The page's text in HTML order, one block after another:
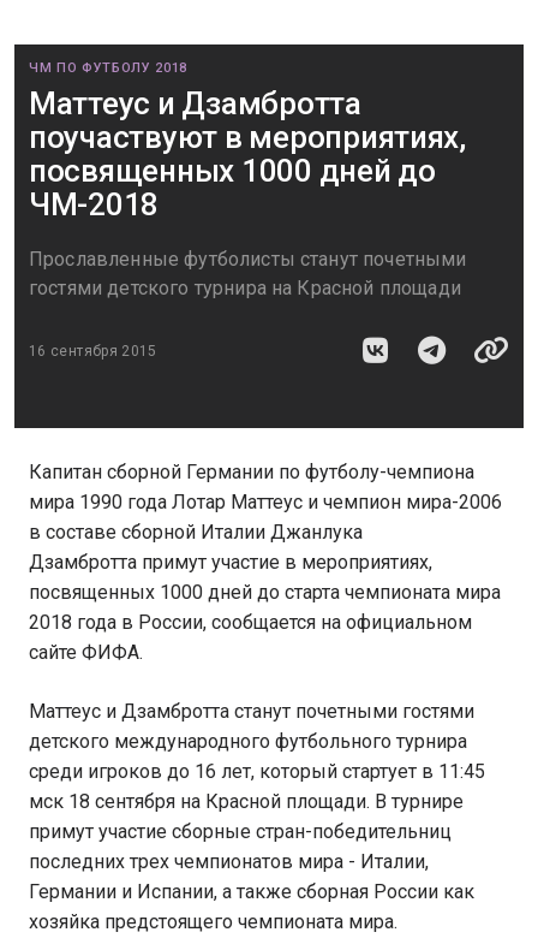
ЧМ ПО ФУТБОЛУ 2018
Маттеус и Дзамбротта
поучаствуют в мероприятиях,
посвященных 1000 дней до
ЧМ-2018
Прославленные футболисты станут почетными
гостями детского турнира на Красной площади
16 сентября 2015
Капитан сборной Германии по футболу-чемпиона
мира 1990 года Лотар Маттеус и чемпион мира-2006
в составе сборной Италии Джанлука
Дзамбротта примут участие в мероприятиях,
посвященных 1000 дней до старта чемпионата мира
2018 года в России, сообщается на официальном
сайте ФИФА.
Маттеус и Дзамбротта станут почетными гостями
детского международного футбольного турнира
среди игроков до 16 лет, который стартует в 11:45
мск 18 сентября на Красной площади. В турнире
примут участие сборные стран-победительниц
последних трех чемпионатов мира - Италии,
Германии и Испании, а также сборная России как
хозяйка предстоящего чемпионата мира.